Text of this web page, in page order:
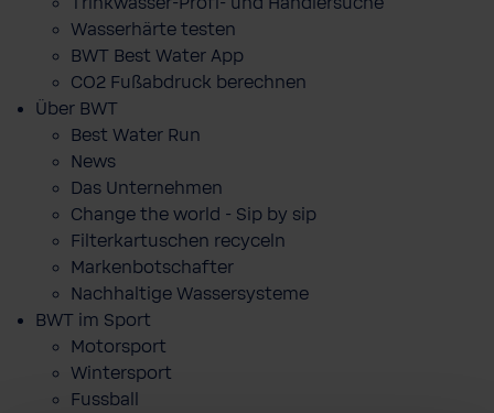
Wasserhärte testen
BWT Best Water App
CO2 Fußabdruck berechnen
Über BWT
Best Water Run
News
Das Unternehmen
Change the world - Sip by sip
Filterkartuschen recyceln
Markenbotschafter
Nachhaltige Wassersysteme
BWT im Sport
Motorsport
Wintersport
Fussball